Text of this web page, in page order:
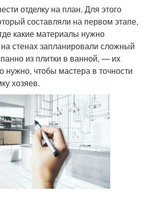
отделку на план. Для этого
составляли на первом этапе,
какие материалы нужно
стенах запланировали сложный
из плитки в ванной, — их
нужно, чтобы мастера в точности
хозяев.